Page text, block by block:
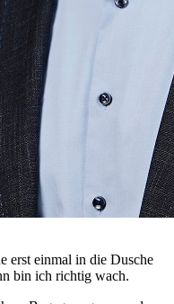
erst einmal in die Dusche
bin ich richtig wach.